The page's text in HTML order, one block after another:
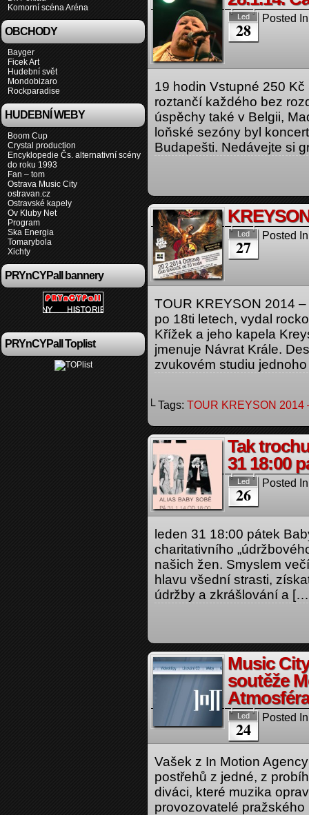
Komorní scéna Aréna
OBCHODY
Bayger
Ficek Art
Hudební svět
Mondobizaro
Rockparadise
HUDEBNÍ WEBY
Boom Cup
Crystal production
Encyklopedie Čs. alternativní scény
do roku 1993
Fan – tom
Ostrava Music City
ostravan.cz
Ostravské kapely
Ov Kluby Net
Program
Ska Energia
Tomarybola
Xichty
PRYnCYPall bannery
PRYnCYPall Toplist
Led
28
Posted
19 hodin Vstupné 250
roztančí každého bez
úspěchy také v Belgii,
loňské sezóny byl
Budapešti. Nedávejte si
Led
27
Posted
TOUR KREYSON 2014
po 18ti letech, vydal
Křížek a jeho kapela
jmenuje Návrat Krále.
zvukovém studiu
└ Tags: TOUR KREYSON 2014
Tak
31 18:00
Led
26
Posted
leden 31 18:00 pátek
charitativního
našich žen. Smyslem
hlavu všední strasti,
údržby a zkrášlování a
Music
soutěže
Led
24
Posted
Vašek z In Motion
postřehů z jedné, z
diváci, které muzika
provozovatelé